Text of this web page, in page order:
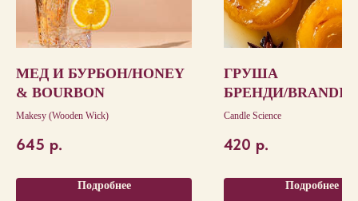
МЕД И БУРБОН/HONEY
& BOURBON
Makesy (Wooden Wick)
645 р.
Подробнее
ГРУША
БРЕНДИ/
PEAR
Candle Science
420 р.
Подробнее